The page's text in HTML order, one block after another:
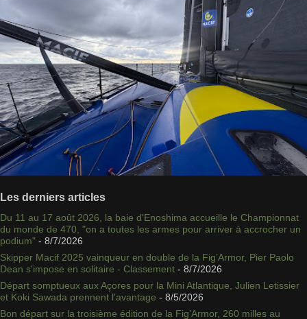
Les derniers articles
Du 11 au 17 août 2026, la baie d'Enoshima accueille le Championnat
du monde de 470, "on a toutes les armes pour arriver à accrocher un
podium" - 8/7/2026
Skipper Macif 2025 vainqueur en double de la Fig’Armor, Pier Paolo
Dean s'impose en solitaire - Classement - 8/7/2026
Départ somptueux aux Açores pour la Mini Atlantique, Julien Letissier
et Koki Sawada prennent l'avantage - 8/5/2026
Bon départ sur la troisième édition de la Fig’Armor, 260 milles au